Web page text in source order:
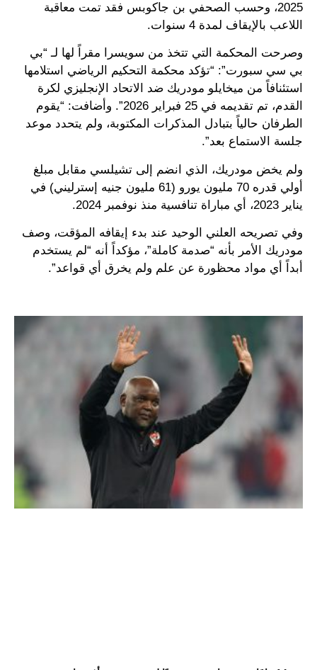
2025، وحسب الصحفي بن جاكوبس فقد تمت معاقبة
اللاعب بالإيقاف لمدة 4 سنوات.
وصرحت المحكمة التي تتخذ من سويسرا مقراً لها لـ “بي
بي سي سبورت”: “تؤكد محكمة التحكيم الرياضي استلامها
استئنافاً من ميخايلو مودريك ضد الاتحاد الإنجليزي لكرة
القدم، تم تقديمه في 25 فبراير 2026”. وأضافت: “يقوم
الطرفان حالياً بتبادل المذكرات المكتوبة، ولم يتحدد موعد
جلسة الاستماع بعد”.
ولم يخض مودريك، الذي انضم إلى تشيلسي مقابل مبلغ
أولي قدره 70 مليون يورو (61 مليون جنيه إسترليني) في
يناير 2023، أي مباراة تنافسية منذ نوفمبر 2024.
وفي تصريحه العلني الوحيد عند بدء إيقافه المؤقت، وصف
مودريك الأمر بأنه “صدمة كاملة”، مؤكداً أنه “لم يستخدم
أبداً أي مواد محظورة عن علم ولم يخرق أي قواعد”.